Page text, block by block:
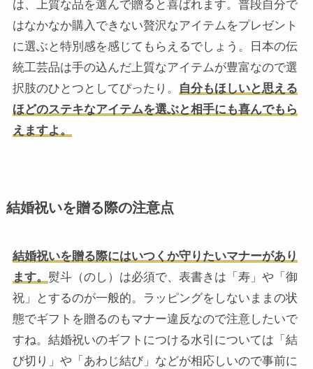
は、上質な品を選んで贈ると喜ばれます。普段自分で
はなかなか購入できない贅沢なアイテムをプレゼント
に選ぶと特別感を感じてもらえるでしょう。日本の伝
統工芸品は手の込んだ上質なアイテムが豊富なので選
択肢のひとつとしてぴったり。
自分もほしいと思える
ほどのステキなアイテムを選ぶと相手にも喜んでもら
えますよ。
結婚祝いを贈る際の注意点
結婚祝いを贈る際にはいつくか守りたいマナーがあり
ます。 熨斗（のし）は必須で、表書きは「寿」や「御
祝」とするのが一般的。ラッピングをしないままの状
態でギフトを贈るのもマナー違反なので注意したいで
すね。結婚祝いのギフトにつける水引については「結
び切り」や「あわじ結び」などが相応しいので事前に